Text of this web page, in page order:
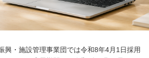
興・施設管理事業団では令和8年4月1日採用